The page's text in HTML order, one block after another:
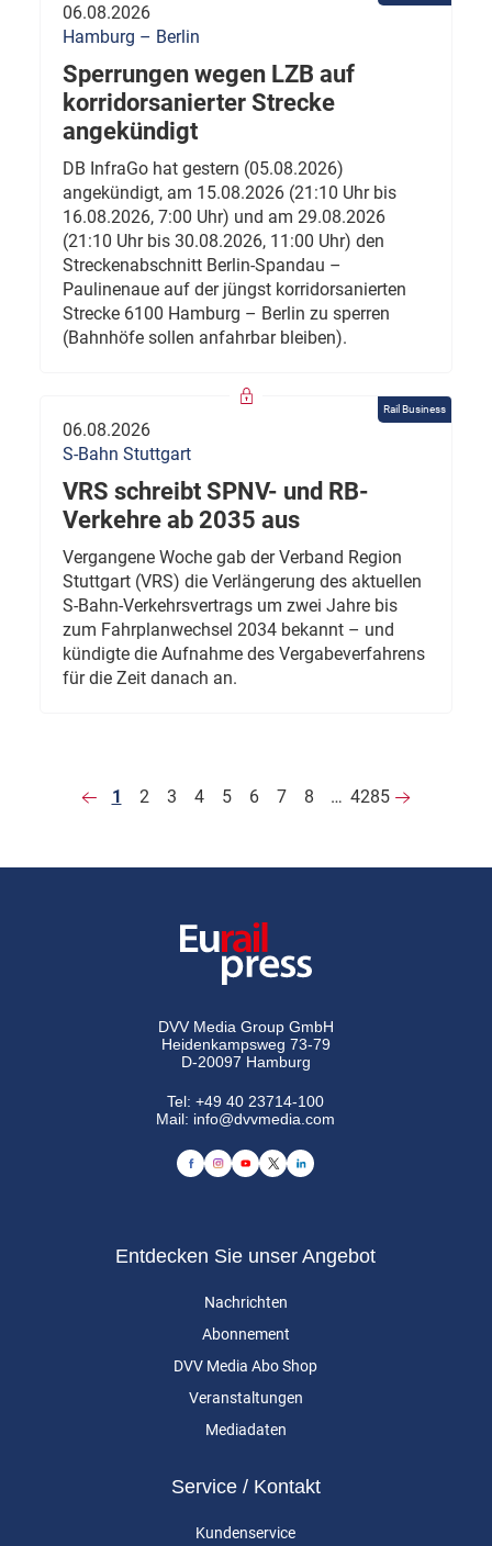
06.08.2026
Hamburg – Berlin
Sperrungen wegen LZB auf
korridorsanierter Strecke
angekündigt
DB InfraGo hat gestern (05.08.2026)
angekündigt, am 15.08.2026 (21:10 Uhr bis
16.08.2026, 7:00 Uhr) und am 29.08.2026
(21:10 Uhr bis 30.08.2026, 11:00 Uhr) den
Streckenabschnitt Berlin-Spandau –
Paulinenaue auf der jüngst korridorsanierten
Strecke 6100 Hamburg – Berlin zu sperren
(Bahnhöfe sollen anfahrbar bleiben).
Rail Business
06.08.2026
S-Bahn Stuttgart
VRS schreibt SPNV- und RB-
Verkehre ab 2035 aus
Vergangene Woche gab der Verband Region
Stuttgart (VRS) die Verlängerung des aktuellen
S-Bahn-Verkehrsvertrags um zwei Jahre bis
zum Fahrplanwechsel 2034 bekannt – und
kündigte die Aufnahme des Vergabeverfahrens
für die Zeit danach an.
1 2 3 4 5 6 7 8 … 4285
DVV Media Group GmbH
Heidenkampsweg 73-79
D-20097 Hamburg
Tel:+49 40 23714-100
Mail: info@dvvmedia.com
Entdecken Sie unser Angebot
Nachrichten
Abonnement
DVV Media Abo Shop
Veranstaltungen
Mediadaten
Service / Kontakt
Kundenservice